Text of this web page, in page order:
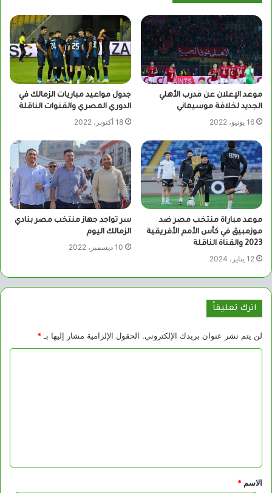
موعد الإعلان عن مدرب الأهلي
الجديد لخلافة موسيماني
16 يونيو، 2022
جدول مواعيد مباريات الزمالك في
الدوري المصري والقنوات الناقلة
18 أكتوبر، 2022
موعد مباراة منتخب مصر ضد
موزمبيق في كأس الأمم الأفريقية
2023 والقناة الناقلة
12 يناير، 2024
سر تواجد جهاز منتخب مصر بنادي
الزمالك اليوم
10 ديسمبر، 2022
اترك تعليقاً
لن يتم نشر عنوان بريدك الإلكتروني. الحقول الإلزامية مشار إليها بـ *
ق
*
الاسم *